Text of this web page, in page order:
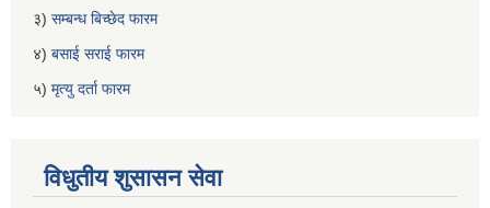
३) सम्बन्ध बिच्छेद फारम
४) बसाई सराई फारम
५) मृत्यु दर्ता फारम
विधुतीय शुसासन सेवा